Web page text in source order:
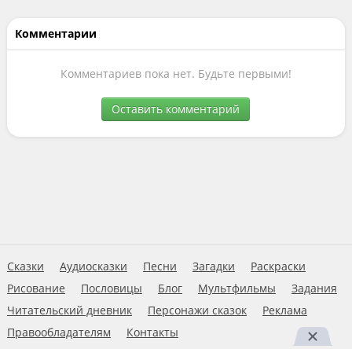
Комментарии
Комментариев пока нет. Будьте первыми!
Оставить комментарий
Сказки Аудиосказки Песни Загадки
Раскраски
Рисование
Пословицы Блог Мультфильмы
Задания
Читательский дневник
Персонажи сказок
Реклама
Правообладателям
Контакты